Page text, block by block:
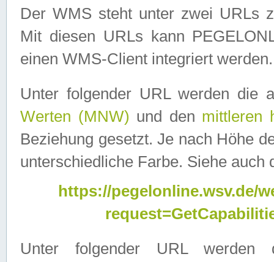
Der WMS steht unter zwei URLs
Mit diesen URLs kann
einen WMS-Client integriert werden.
Unter folgender URL werden die
Werten (MNW) und den mittleren
Beziehung gesetzt. Je nach Höhe
unterschiedliche Farbe. Siehe auch
https://pegelonline.wsv.de/
Unter folgender URL